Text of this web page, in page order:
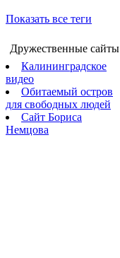
Показать все теги
Дружественные сайты
Калининградское
видео
Обитаемый остров
для свободных людей
Сайт Бориса
Немцова